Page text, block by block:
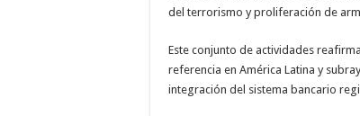
del terrorismo y proliferación de
Este conjunto de actividades
referencia en América Latina y
integración del sistema bancario